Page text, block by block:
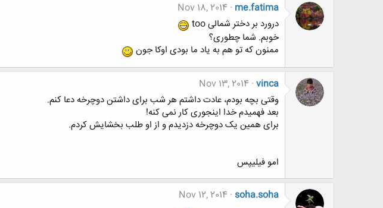
me.fatima
Nov 18, 2014
درورد بر دختر شمالی too
خوبم. شما چطوری؟
ممنون که تو هم به یاد ما بودی اوکا جون
vinca
Nov 13, 2014
وقتی بچه بودم، عادت داشتم هر شب برای داشتن دوچرخه دعا کنم.
بعد فهمیدم خدا اینجوری کار نمی کنه!
برای همین یک دوچرخه دزدیدم و از او طلب بخشایش کردم.
امو فیلیپس
soha.soha
Nov 12, 2014